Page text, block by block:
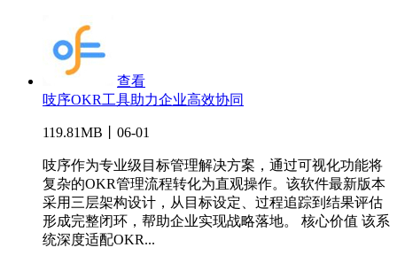
查看
吱序OKR工具助力企业高效协同
119.81MB丨06-01
吱序作为专业级目标管理解决方案，通过可视化功能将
复杂的OKR管理流程转化为直观操作。该软件最新版本
采用三层架构设计，从目标设定、过程追踪到结果评估
形成完整闭环，帮助企业实现战略落地。 核心价值 该系
统深度适配OKR...